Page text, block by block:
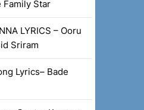
Family Star
LYRICS – Ooru
Sriram
Lyrics– Bade